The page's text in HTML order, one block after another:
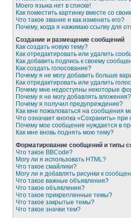
Моего языка нет в списке!
Как поместить картинку вместе со
Что такое звание и как изменить его?
Почему, когда я нажимаю ссылку для
Создание и размещение сообщений
Как создать новую тему?
Как отредактировать или удалить
Как добавить подпись к своему
Как создать голосование?
Почему я не могу добавить больше
Как отредактировать или удалить
Почему мне недоступны некоторые
Почему я не могу добавлять вложения?
Почему я получил предупреждение?
Как мне пожаловаться на сообщения
Что означает кнопка «Сохранить»
Почему мое сообщение нуждается в
Как мне вновь поднять мою тему?
Форматирование сообщений и типы
Что такое BBCode?
Могу ли я использовать HTML?
Что такое смайлики?
Могу ли я добавлять рисунки к
Что такое важные объявления?
Что такое объявления?
Что такое прикрепленные темы?
Что такое закрытые темы?
Что такое значки тем?